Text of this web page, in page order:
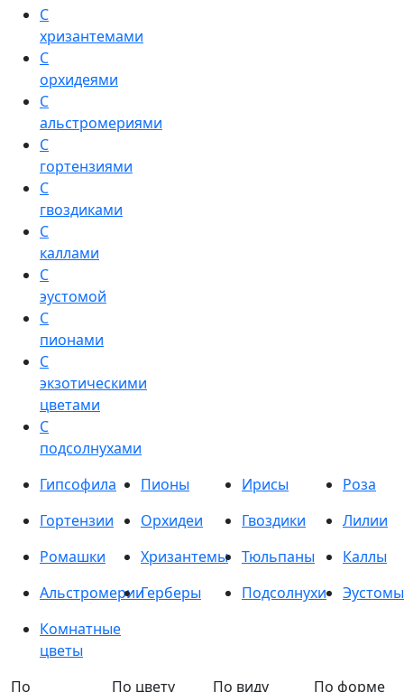
С
хризантемами
С
орхидеями
С
альстромериями
С
гортензиями
С
гвоздиками
С
каллами
С
эустомой
С
пионами
С
экзотическими
цветами
С
подсолнухами
Гипсофила
Пионы Ирисы
Роза
Гортензии
Орхидеи Гвоздики
Лилии
Ромашки
Хризантемы Тюльпаны
Каллы
АльстромерииГерберы Подсолнухи
Эустомы
Комнатные
цветы
По
По цвету
По виду
По форме